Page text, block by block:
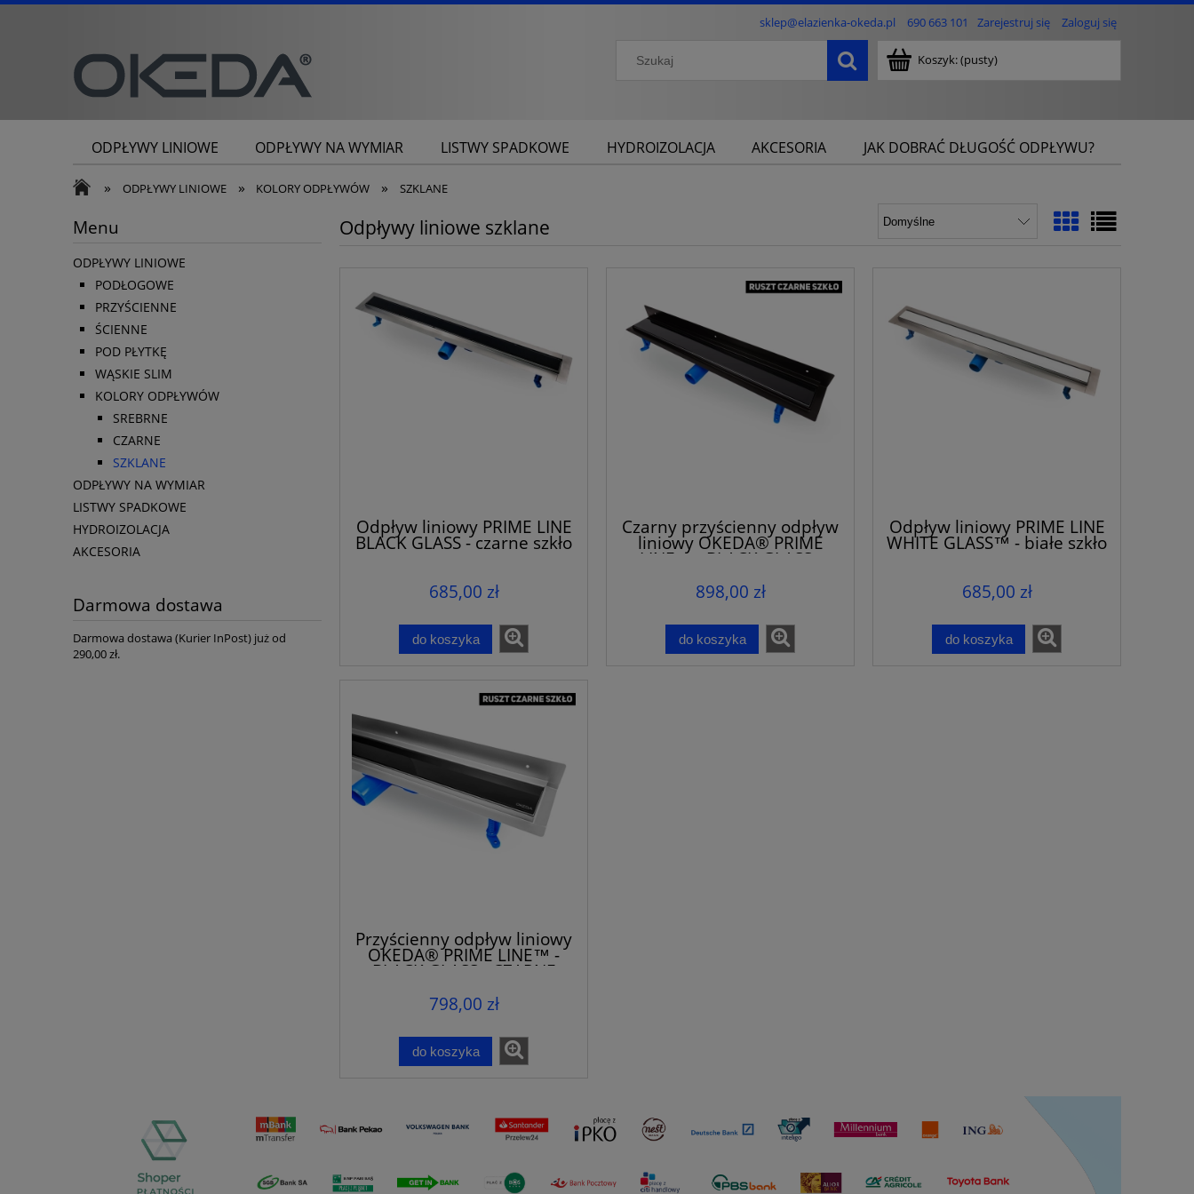
Zarejestruj się Zaloguj się
sklep@elazienka-okeda.pl 690 663 101
Koszyk:(pusty)
ODPŁYWY LINIOWE ODPŁYWY NA WYMIAR LISTWY SPADKOWE HYDROIZOLACJA AKCESORIA
JAK DOBRAĆ DŁUGOŚĆ ODPŁYWU?
KONTAKT
» ODPŁYWY LINIOWE » KOLORY ODPŁYWÓW » SZKLANE
Menu
ODPŁYWY LINIOWE
PODŁOGOWE
PRZYŚCIENNE
ŚCIENNE
POD PŁYTKĘ
WĄSKIE SLIM
KOLORY ODPŁYWÓW
SREBRNE
CZARNE
SZKLANE
ODPŁYWY NA WYMIAR
LISTWY SPADKOWE
HYDROIZOLACJA
AKCESORIA
Darmowa dostawa
Darmowa dostawa (Kurier InPost) już od
290,00 zł.
Odpływy liniowe szklane
Odpływ liniowy PRIME LINE
BLACK GLASS - czarne szkło
685,00 zł
do koszyka
Czarny przyścienny odpływ
liniowy OKEDA® PRIME
LINE™ - BLACK GLASS -
898,00 zł
do koszyka
Odpływ liniowy PRIME LINE
WHITE GLASS™ - białe szkło
685,00 zł
do koszyka
Przyścienny odpływ liniowy
OKEDA® PRIME LINE™ -
BLACK GLASS - CZARNE
798,00 zł
do koszyka